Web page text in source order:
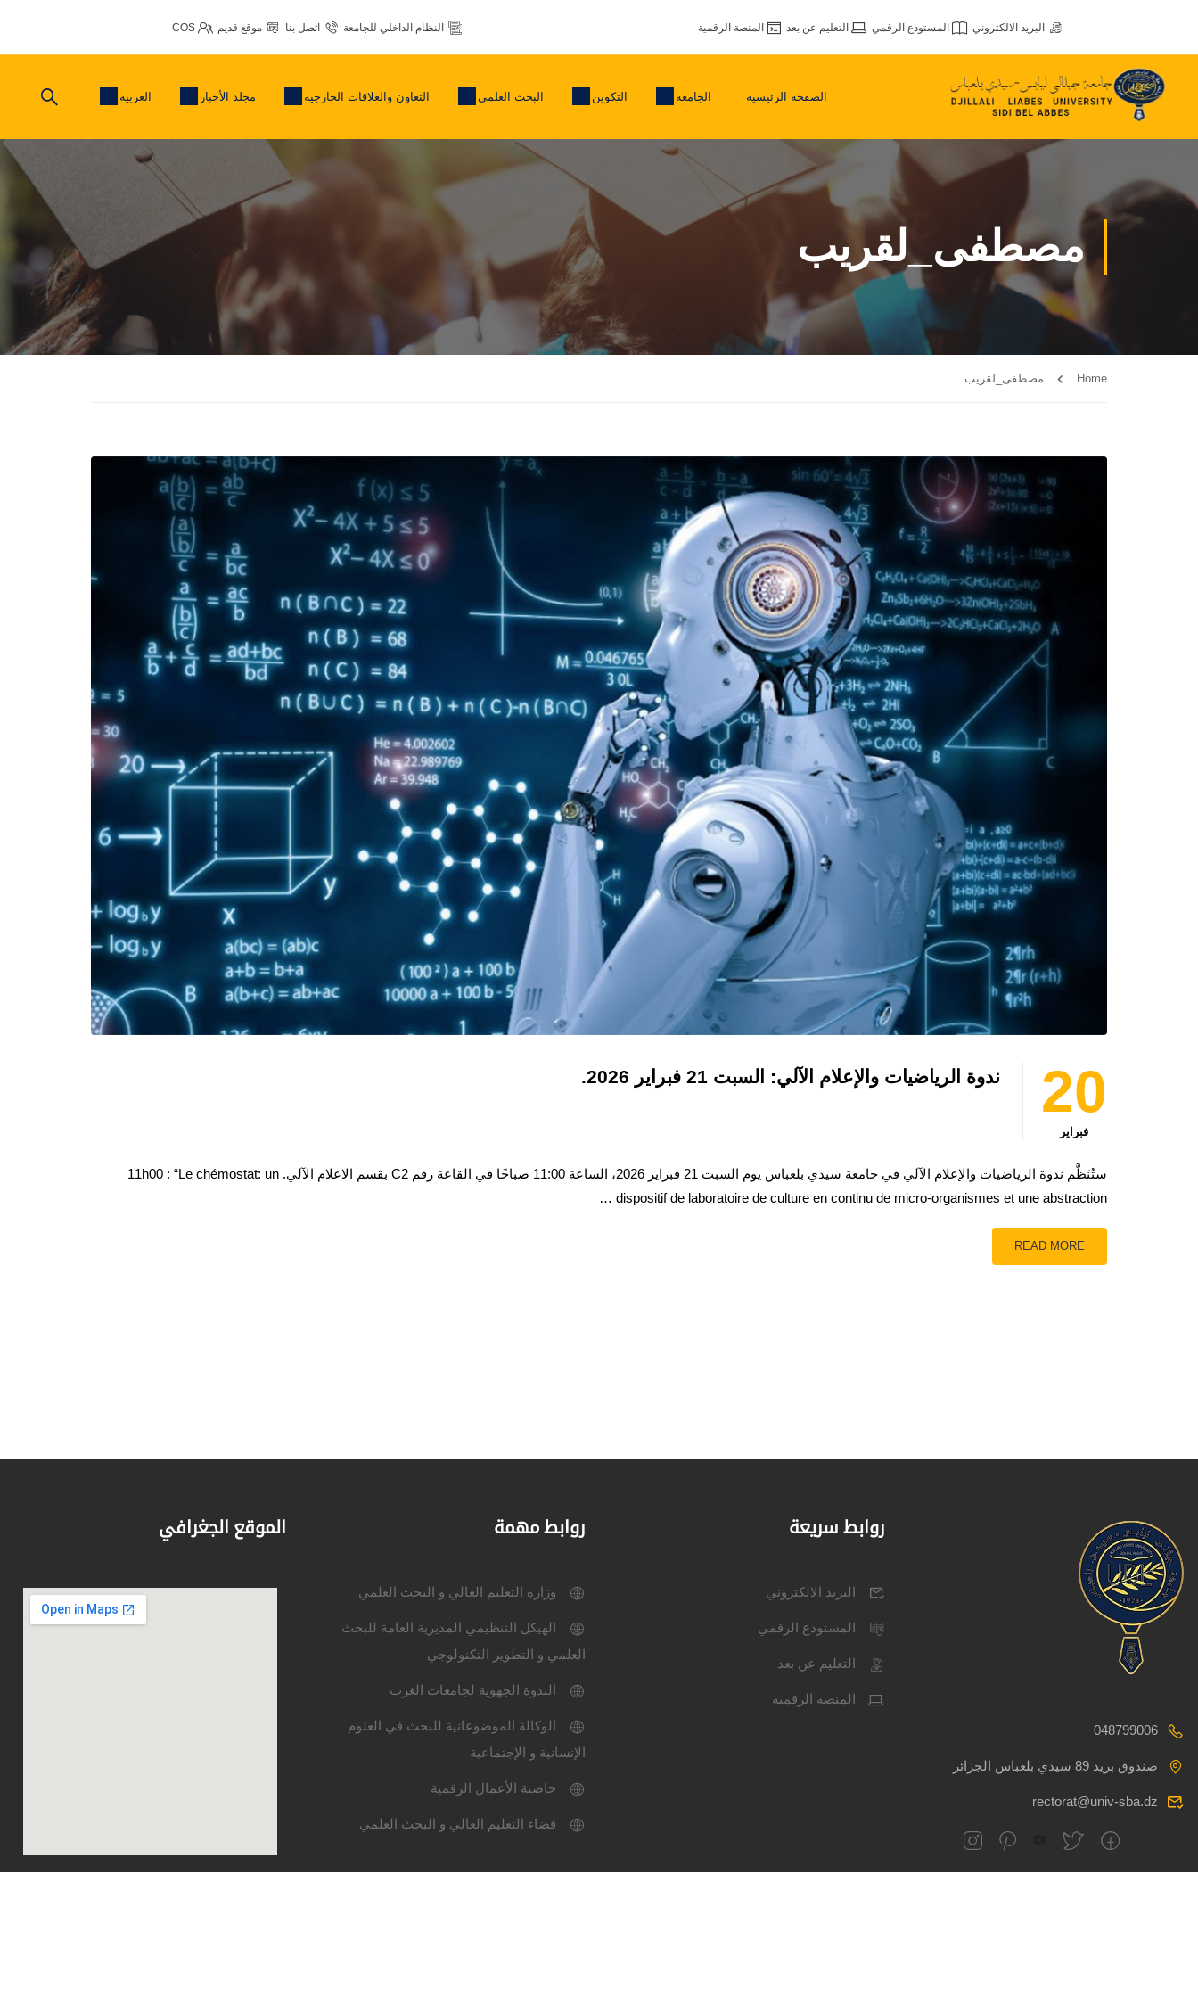
البريد الالكتروني المستودع الرقمي التعليم عن بعد المنصة الرقمية النظام الداخلي للجامعة اتصل بنا موقع قديم COS
الصفحة الرئيسية الجامعة التكوين البحث العلمي التعاون والعلاقات الخارجية مجلد الأخبار العربية
مصطفى_لقريب
Home مصطفى_لقريب
20
فبراير
ندوة الرياضيات والإعلام الآلي: السبت 21 فبراير 2026.
ستُنَظَّم ندوة الرياضيات والإعلام الآلي في جامعة سيدي بلعباس يوم السبت 21 فبراير 2026، الساعة 11:00 صباحًا في القاعة رقم C2 بقسم الاعلام الآلي. 11h00 : “Le chémostat: un
dispositif de laboratoire de culture en continu de micro-organismes et une abstraction …
READ MORE
048799006
صندوق بريد 89 سيدي بلعباس الجزائر
rectorat@univ-sba.dz
روابط سريعة
البريد الالكتروني
المستودع الرقمي
التعليم عن بعد
المنصة الرقمية
روابط مهمة
وزارة التعليم العالي و البحث العلمي
الهيكل التنظيمي المديرية العامة للبحث
العلمي و التطوير التكنولوجي
الندوة الجهوية لجامعات الغرب
الوكالة الموضوعاتية للبحث في العلوم
الإنسانية و الإجتماعية
حاضنة الأعمال الرقمية
فضاء التعليم العالي و البحث العلمي
الموقع الجغرافي